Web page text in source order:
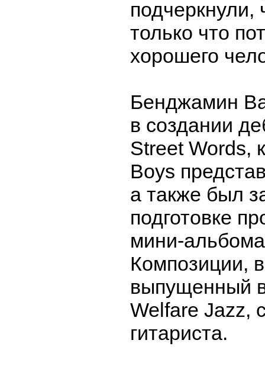
подчеркнули,
только что
хорошего
Бенджамин
в создании
Street Words,
Boys
а также был
подготовке
мини-
Композиции,
выпущенный
Welfare Jazz,
гитариста.